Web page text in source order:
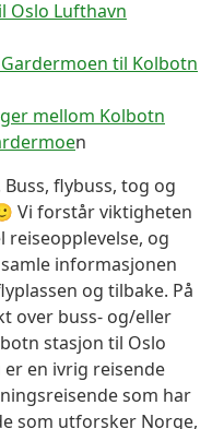
Oslo Lufthavn
til Kolbotn
mellom Kolbotn
n
flybuss, tog og
Vi forstår viktigheten
og
informasjonen
og tilbake. På
over buss- og/eller
stasjon til Oslo
en ivrig reisende
som har
som utforsker Norge,